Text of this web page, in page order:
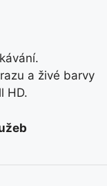
a živé barvy
HD.